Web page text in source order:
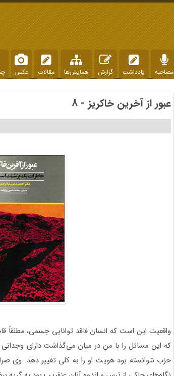
مصاحبه یادداشت گزارش همایش‌ها مقالات عکس
عبور از آخرین خاکریز - 8
واقعیت این است که انسان فاقد توانایی جسمی، مطلقاً
که این مسائل را با من در میان می‌گذاشت دارای وجدانی
حزب نتوانسته بود هویت او را به کلی تغییر دهد. وی